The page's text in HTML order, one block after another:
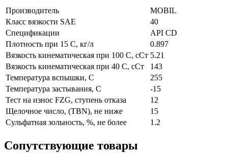
Производитель
MOBIL
Класс вязкости SAE
40
Спецификации
API CD
Плотность при 15 С, кг/л
0.897
Вязкость кинематическая при 100 С, сСт 5.21
Вязкость кинематическая при 40 С, сСт
143
Температура вспышки, С
255
Температура застывания, С
-15
Тест на износ FZG, ступень отказа
12
Щелочное число, (TBN), не ниже
15
Сульфатная зольность, %, не более
1.2
Сопутствующие товары